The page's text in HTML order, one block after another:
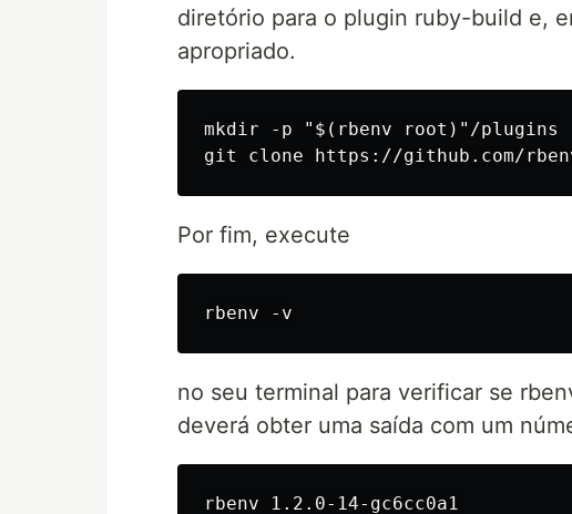
diretório para o plugin ruby-build e,
apropriado.
mkdir -p "$(rbenv root)"/plugins
Por fim, execute
no seu terminal para verificar se
deverá obter uma saída com um